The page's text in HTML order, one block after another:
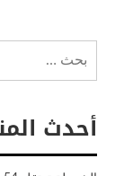
عن:
أحدث